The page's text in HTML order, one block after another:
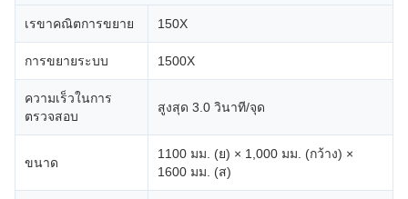
เรขาคณิตการขยาย 150X
การขยายระบบ 1500X
ความเร็วในการ
ตรวจสอบ
สูงสุด 3.0 วินาที/จุด
ขนาด
1100 มม. (ย) × 1,000 มม. (กว้าง) ×
1600 มม. (ส)